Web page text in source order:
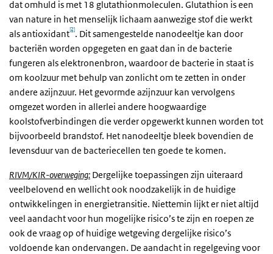
dat omhuld is met 18 glutathionmoleculen. Glutathion is een
van nature in het menselijk lichaam aanwezige stof die werkt
als antioxidant[2]. Dit samengestelde nanodeeltje kan door
bacteriën worden opgegeten en gaat dan in de bacterie
fungeren als elektronenbron, waardoor de bacterie in staat is
om koolzuur met behulp van zonlicht om te zetten in onder
andere azijnzuur. Het gevormde azijnzuur kan vervolgens
omgezet worden in allerlei andere hoogwaardige
koolstofverbindingen die verder opgewerkt kunnen worden tot
bijvoorbeeld brandstof. Het nanodeeltje bleek bovendien de
levensduur van de bacteriecellen ten goede te komen.
RIVM/KIR-overweging: Dergelijke toepassingen zijn uiteraard
veelbelovend en wellicht ook noodzakelijk in de huidige
ontwikkelingen in energietransitie. Niettemin lijkt er niet altijd
veel aandacht voor hun mogelijke risico’s te zijn en roepen ze
ook de vraag op of huidige wetgeving dergelijke risico’s
voldoende kan ondervangen. De aandacht in regelgeving voor